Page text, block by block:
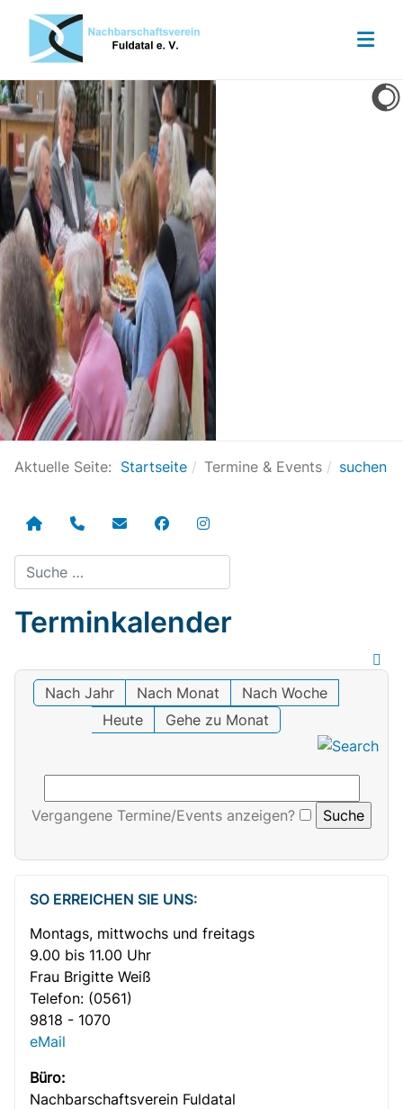
Aktuelle Seite: Startseite Termine & Events suchen
Suchen
Terminkalender
Nach Jahr Nach Monat
Nach Woche
Heute
Gehe zu Monat
Vergangene Termine/Events anzeigen?
SO ERREICHEN SIE UNS:
Montags, mittwochs und freitags
9.00 bis 11.00 Uhr
Frau Brigitte Weiß
Telefon: (0561)
9818 - 1070
eMail
Büro:
Nachbar­­schafts­verein Fuldatal